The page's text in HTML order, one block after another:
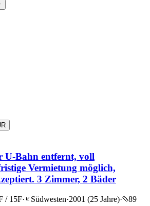
U-Bahn entfernt, voll
Vermietung möglich,
3 Zimmer, 2 Bäder
/ 15F· Südwesten·2001 (25 Jahre)·
89